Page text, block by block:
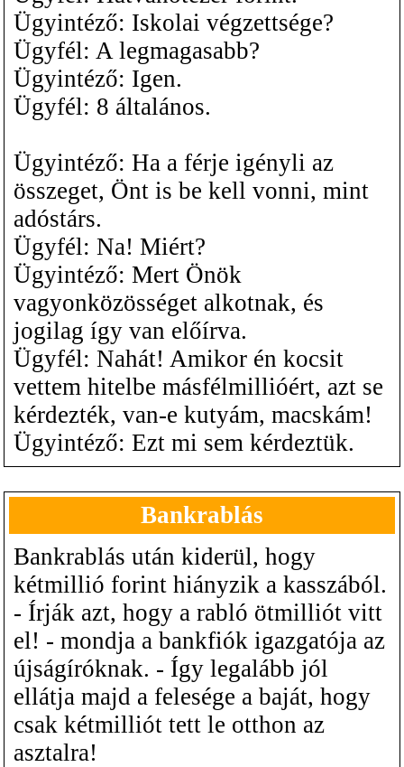
Ügyintéző: Iskolai végzettsége?
Ügyfél: A legmagasabb?
Ügyintéző: Igen.
Ügyfél: 8 általános.
Ügyintéző: Ha a férje igényli az
összeget, Önt is be kell vonni, mint
adóstárs.
Ügyfél: Na! Miért?
Ügyintéző: Mert Önök
vagyonközösséget alkotnak, és
jogilag így van előírva.
Ügyfél: Nahát! Amikor én kocsit
vettem hitelbe másfélmillióért, azt se
kérdezték, van-e kutyám, macskám!
Ügyintéző: Ezt mi sem kérdeztük.
Bankrablás
Bankrablás után kiderül, hogy
kétmillió forint hiányzik a kasszából.
- Írják azt, hogy a rabló ötmilliót vitt
el! - mondja a bankfiók igazgatója az
újságíróknak. - Így legalább jól
ellátja majd a felesége a baját, hogy
csak kétmilliót tett le otthon az
asztalra!